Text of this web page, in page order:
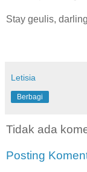
Stay geulis, darling
Letisia
Berbagi
Tidak ada
Posting